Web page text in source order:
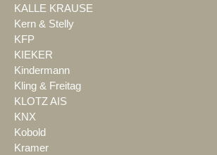
KALLE KRAUSE
Kern & Stelly
KFP
KIEKER
Kindermann
Kling & Freitag
KLOTZ AIS
KNX
Kobold
Kramer